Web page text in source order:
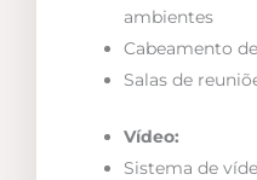
ambientes
Cabeamento
Salas de
Vídeo:
Sistema de